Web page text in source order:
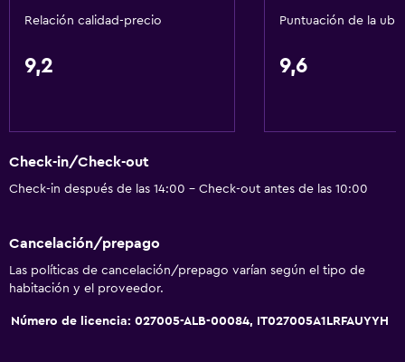
General
Piso de parquet o madera noble
Posibilidad de habitaciones conectadas
Piso de mosaico/mármol
Vista a la ciudad
Relación calidad-precio
9,2
Puntuación de la
9,6
Check-in/Check-out
Check-in después de las 14:00 - Check-out antes de las 10:00
Cancelación/prepago
Las políticas de cancelación/prepago varían según el tipo de
habitación y el proveedor.
Número de licencia: 027005-ALB-00084, IT027005A1LRFAUYYH